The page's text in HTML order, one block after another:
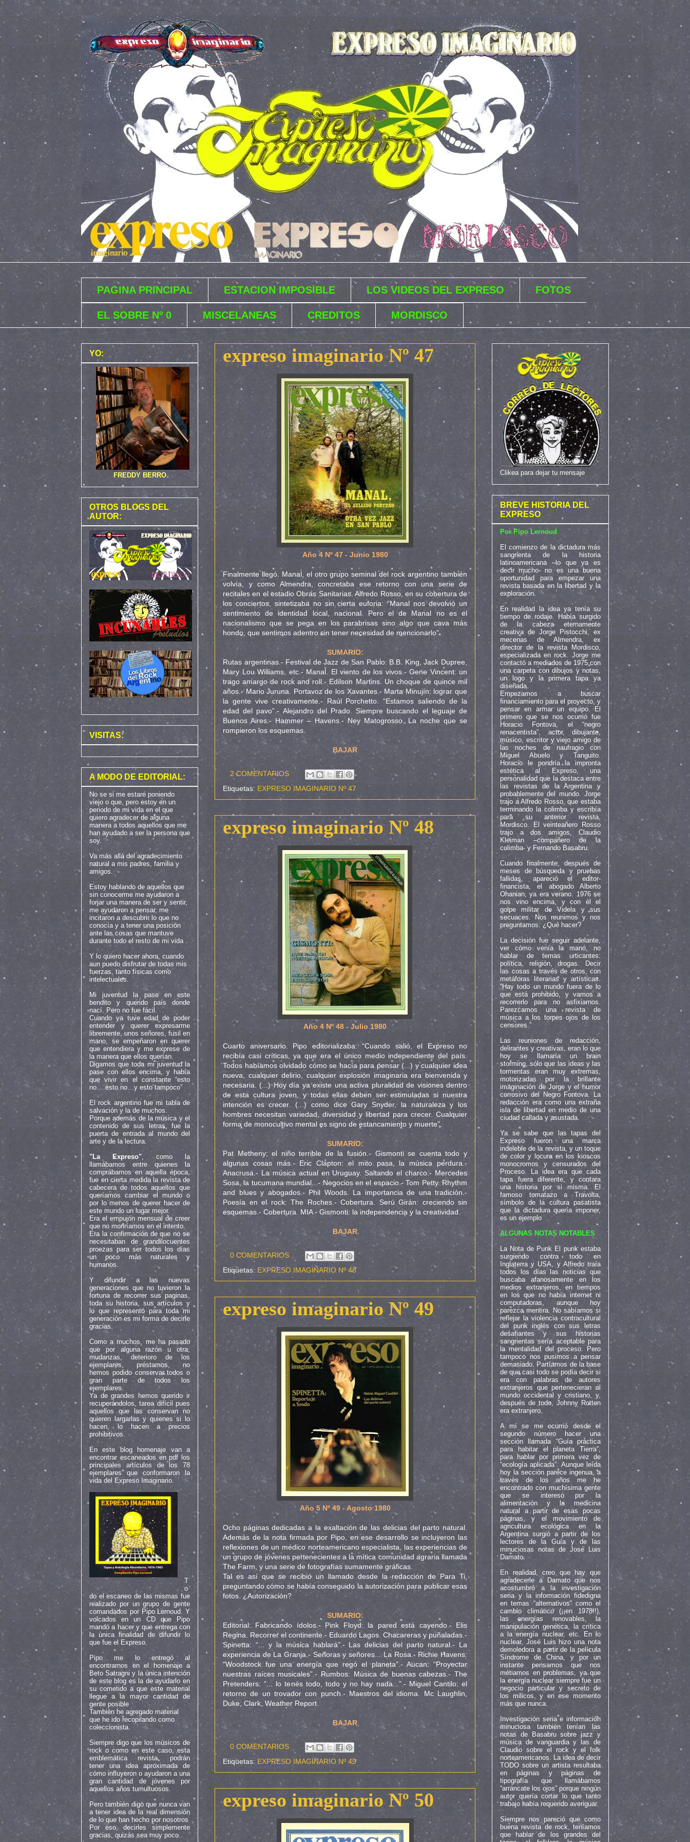
PAGINA PRINCIPAL ESTACION IMPOSIBLE LOS VIDEOS DEL EXPRESO FOTOS
EL SOBRE Nº 0 MISCELANEAS CREDITOS MORDISCO
expreso imaginario Nº 47
Año 4 Nº 47 - Junio 1980
Finalmente llegó. Manal, el otro grupo seminal del rock argentino también
volvía, y como Almendra, concretaba ese retorno con una serie de
recitales en el estadio Obras Sanitarias. Alfredo Rosso, en su cobertura de
los conciertos, sintetizaba no sin cierta euforia: “Manal nos devolvió un
sentimiento de identidad local, nacional. Pero el de Manal no es el
nacionalismo que se pega en los parabrisas sino algo que cava más
hondo, que sentimos adentro sin tener necesidad de mencionarlo”.
SUMARIO:
Rutas argentinas.- Festival de Jazz de San Pablo: B.B. King, Jack Dupree,
Mary Lou Williams, etc.- Manal. El viento de los vivos.- Gene Vincent: un
trago amargo de rock and roll.- Edilson Martins. Un choque de quince mil
años.- Mario Juruna. Portavoz de los Xavantes.- Marta Minujín: lograr que
la gente vive creativamente.- Raúl Porchetto. “Estamos saliendo de la
edad del pavo”.- Alejandro del Prado. Siempre buscando el leguaje de
Buenos Aires.- Hammer – Havens.- Ney Matogrosso. La noche que se
rompieron los esquemas.
BAJAR
2 COMENTARIOS
Etiquetas: EXPRESO IMAGINARIO Nº 47
expreso imaginario Nº 48
Año 4 Nº 48 - Julio 1980
Cuarto aniversario. Pipo editorializaba: “Cuando salió, el Expreso no
recibía casi críticas, ya que era el único medio independiente del país.
Todos habíamos olvidado cómo se hacía para pensar (...) y cualquier idea
nueva, cualquier delirio, cualquier explosión imaginaria era bienvenida y
necesaria. (...) Hoy día ya existe una activa pluralidad de visiones dentro
de esta cultura joven, y todas ellas deben ser estimuladas si nuestra
intención es crecer. (...) como dice Gary Snyder, la naturaleza y los
hombres necesitan variedad, diversidad y libertad para crecer. Cualquier
forma de monocultivo mental es signo de estancamiento y muerte”.
SUMARIO:
Pat Metheny; el niño terrible de la fusión.- Gismonti se cuenta todo y
algunas cosas más.- Eric Clapton: el mito pasa, la música perdura.-
Anacrusa.- La música actual en Uruguay. Saltando el charco.- Mercedes
Sosa, la tucumana mundial...- Negocios en el espacio.- Tom Petty. Rhythm
and blues y abogados.- Phil Woods. La importancia de una tradición.-
Poesía en el rock: The Roches.- Cobertura. Serú Girán: creciendo sin
esquemas.- Cobertura. MIA - Gismonti: la independencia y la creatividad.
BAJAR
0 COMENTARIOS
Etiquetas: EXPRESO IMAGINARIO Nº 48
expreso imaginario Nº 49
Año 5 Nº 49 - Agosto 1980
Ocho páginas dedicadas a la exaltación de las delicias del parto natural.
Además de la nota firmada por Pipo, en ese desarrollo se incluyeron las
reflexiones de un médico norteamericano especialista, las experiencias de
un grupo de jóvenes pertenecientes a la mítica comunidad agraria llamada
The Farm, y una serie de fotografías sumamente gráficas.
Tal es así que se recibió un llamado desde la redacción de Para Ti,
preguntando cómo se había conseguido la autorización para publicar esas
fotos. ¿Autorización?
SUMARIO:
Editorial: Fabricando ídolos.- Pink Floyd: la pared está cayendo.- Elis
Regina. Recorrer el continente.- Eduardo Lagos. Chacareras y puñaladas.-
Spinetta: “... y la música hablará”.- Las delicias del parto natural.- La
experiencia de La Granja.- Señoras y señores... La Rosa.- Richie Havens:
“Woodstock fue una energía que regó el planeta”.- Aucan: “Proyectar
nuestras raíces musicales”.- Rumbos: Música de buenas cabezas.- The
Pretenders: “... lo tenés todo, todo y no hay nada...”.- Miguel Cantilo: el
retorno de un trovador con punch.- Maestros del idioma. Mc Laughlin,
Duke, Clark, Weather Report.
BAJAR
0 COMENTARIOS
Etiquetas: EXPRESO IMAGINARIO Nº 49
expreso imaginario Nº 50
YO:
FREDDY BERRO
OTROS BLOGS DEL
AUTOR:
VISITAS:
A MODO DE EDITORIAL:
No se si me estaré poniendo
viejo o que, pero estoy en un
periodo de mi vida en el que
quiero agradecer de alguna
manera a todos aquellos que me
han ayudado a ser la persona que
soy.
Va más allá del agradecimiento
natural a mis padres, familia y
amigos.
Estoy hablando de aquellos que
sin conocerme me ayudaron a
forjar una manera de ser y sentir,
me ayudaron a pensar, me
incitaron a descubrir lo que no
conocía y a tener una posición
ante las cosas que mantuve
durante todo el resto de mi vida .
Y lo quiero hacer ahora, cuando
aun puedo disfrutar de todas mis
fuerzas, tanto físicas como
intelectuales.
Mi juventud la pase en este
bendito y querido país donde
nací. Pero no fue fácil.
Cuando ya tuve edad de poder
entender y querer expresarme
libremente, unos señores, fusil en
mano, se empeñaron en querer
que entendiera y me exprese de
la manera que ellos querían.
Digamos que toda mi juventud la
pase con ellos encima, y había
que vivir en el constante “esto
no….esto no…y esto tampoco”
El rock argentino fue mi tabla de
salvación y la de muchos.
Porque además de la música y el
contenido de sus letras, fue la
puerta de entrada al mundo del
arte y de la lectura.
"La Expreso", como la
llamábamos entre quienes la
comprábamos en aquella época,
fue en cierta medida la revista de
cabecera de todos aquellos que
queríamos cambiar el mundo o
por lo menos de querer hacer de
este mundo un lugar mejor.
Era el empujón mensual de creer
que no moriríamos en el intento.
Era la confirmación de que no se
necesitaban de grandilocuentes
proezas para ser todos los días
un poco más naturales y
humanos.
Y difundir a las nuevas
generaciones que no tuvieron la
fortuna de recorrer sus paginas,
toda su historia, sus artículos y
lo que representó para toda mi
generación es mi forma de decirle
gracias.
Como a muchos, me ha pasado
que por alguna razón u otra,
mudanzas, deterioro de los
ejemplares, préstamos, no
hemos podido conservar todos o
gran parte de todos los
ejemplares.
Ya de grandes hemos querido ir
recuperándolos, tarea difícil pues
aquellos que las conservan no
quieren largarlas y quienes si lo
hacen, lo hacen a precios
prohibitivos.
En este blog homenaje van a
encontrar escaneados en pdf los
principales artículos de los 78
ejemplares que conformaron la
vida del Expreso Imaginario.
T
o
do el escaneo de las mismas fue
realizado por un grupo de gente
comandados por Pipo Lernoud. Y
volcados en un CD que Pipo
mandó a hacer y que entrega con
la única finalidad de difundir lo
que fue el Expreso.
Pipo me lo entregó al
encontrarnos en el homenaje a
Beto Satragni y la única intención
de este blog es la de ayudarlo en
su cometido a que este material
llegue a la mayor cantidad de
gente posible
Tambièn he agregado material
que he ido recopilando como
coleccionista.
Siempre digo que los músicos de
rock o como en este caso, esta
emblemática revista, podrán
tener una idea aproximada de
cómo influyeron o ayudaron a una
gran cantidad de jóvenes por
aquellos años tumultuosos.
Pero también digo que nunca van
a tener idea de la real dimensión
de lo que han hecho por nosotros
Por eso, decirles simplemente
gracias, quizás sea muy poco.
Clikea para dejar tu mensaje
BREVE HISTORIA DEL
EXPRESO
Por Pipo Lernoud
El comienzo de la dictadura más
sangrienta de la historia
latinoamericana –lo que ya es
decir mucho- no es una buena
oportunidad para empezar una
revista basada en la libertad y la
exploración.
En realidad la idea ya tenía su
tiempo de rodaje. Había surgido
de la cabeza eternamente
creativa de Jorge Pistocchi, ex
mecenas de Almendra, ex
director de la revista Mordisco,
especializada en rock. Jorge me
contactó a mediados de 1975 con
una carpeta con dibujos y notas,
un logo y la primera tapa ya
diseñada.
Empezamos a buscar
financiamiento para el proyecto, y
pensar en armar un equipo. El
primero que se nos ocurrió fue
Horacio Fontova, el “negro
renacentista”, actor, dibujante,
músico, escritor y viejo amigo de
las noches de naufragio con
Miguel Abuelo y Tanguito.
Horacio le pondría la impronta
estética al Expreso, una
personalidad que la destaca entre
las revistas de la Argentina y
probablemente del mundo. Jorge
trajo a Alfredo Rosso, que estaba
terminando la colimba y escribía
para su anterior revista,
Mordisco. El veinteañero Rosso
trajo a dos amigos, Claudio
Kleiman –compañero de la
colimba- y Fernando Basabru.
Cuando finalmente, después de
meses de búsqueda y pruebas
fallidas, apareció el editor-
financista, el abogado Alberto
Ohanian, ya era verano. 1976 se
nos vino encima, y con él el
golpe militar de Videla y sus
secuaces. Nos reunimos y nos
preguntamos: ¿Qué hacer?
La decisión fue seguir adelante,
ver cómo venía la mano, no
hablar de temas urticantes:
política, religión, drogas. Decir
las cosas a través de otros, con
metáforas literarias y artísticas.
“Hay todo un mundo fuera de lo
que está prohibido, y vamos a
recorrerlo para no asfixiarnos.
Parezcamos una revista de
música a los torpes ojos de los
censores.”
Las reuniones de redacción,
delirantes y creativas, eran lo que
hoy se llamaría un brain
storming, sólo que las ideas y las
tormentas eran muy extremas,
motorizadas por la brillante
imaginación de Jorge y el humor
corrosivo del Negro Fontova. La
redacción era como una extraña
isla de libertad en medio de una
ciudad callada y asustada.
Ya se sabe que las tapas del
Expreso fueron una marca
indeleble de la revista, y un toque
de color y locura en los kioscos
monocromos y censurados del
Proceso. La idea era que cada
tapa fuera diferente, y contara
una historia por si misma. El
famoso tomatazo a Travolta,
símbolo de la cultura pasatista
que la dictadura quería imponer,
es un ejemplo
ALGUNAS NOTAS NOTABLES
La Nota de Punk El punk estaba
surgiendo contra todo en
Inglaterra y USA, y Alfredo traía
todos los días las noticias que
buscaba afanosamente en los
medios extranjeros, en tiempos
en los que no había internet ni
computadoras, aunque hoy
parezca mentira. No sabíamos si
reflejar la violencia contracultural
del punk inglés con sus letras
desafiantes y sus historias
sangrientas sería aceptable para
la mentalidad del proceso. Pero
tampoco nos pusimos a pensar
demasiado. Partíamos de la base
de que casi todo se podía decir si
era con palabras de autores
extranjeros que pertenecieran al
mundo occidental y cristiano, y,
después de todo, Johnny Rotten
era extranjero.
A mí se me ocurrió desde el
segundo número hacer una
sección llamada “Guía práctica
para habitar el planeta Tierra”,
para hablar por primera vez de
“ecología aplicada”. Aunque leída
hoy la sección parece ingenua, a
través de los años me he
encontrado con muchísima gente
que se interesó por la
alimentación y la medicina
natural a partir de esas pocas
páginas, y el movimiento de
agricultura ecológica en la
Argentina surgió a partir de los
lectores de la Guía y de las
minuciosas notas de José Luis
Damato.
En realidad, creo que hay que
agradecerle a Damato que nos
acostumbró a la investigación
seria y la información fidedigna
en temas “alternativos” como el
cambio climático (¡¡en 1978!!),
las energías renovables, la
manipulación genética, la crítica
a la energía nuclear, etc. En lo
nuclear, José Luis hizo una nota
demoledora a partir de la película
Síndrome de China, y por un
instante pensamos que nos
métiamos en problemas, ya que
la energía nuclear siempre fue un
negocio particular y secreto de
los milicos, y en ese momento
más que nunca.
Investigación seria e información
minuciosa también tenían las
notas de Basabru sobre jazz y
música de vanguardia y las de
Claudio sobre el rock y el folk
norteamericanos. La idea de decir
TODO sobre un artista resultaba
en páginas y páginas de
tipografía que llamábamos
“arráncate los ojos” porque ningún
autor quería cortar lo que tanto
trabajo había requerido averiguar.
Siempre nos pareció que como
buena revista de rock, teníamos
que hablar de los grandes del